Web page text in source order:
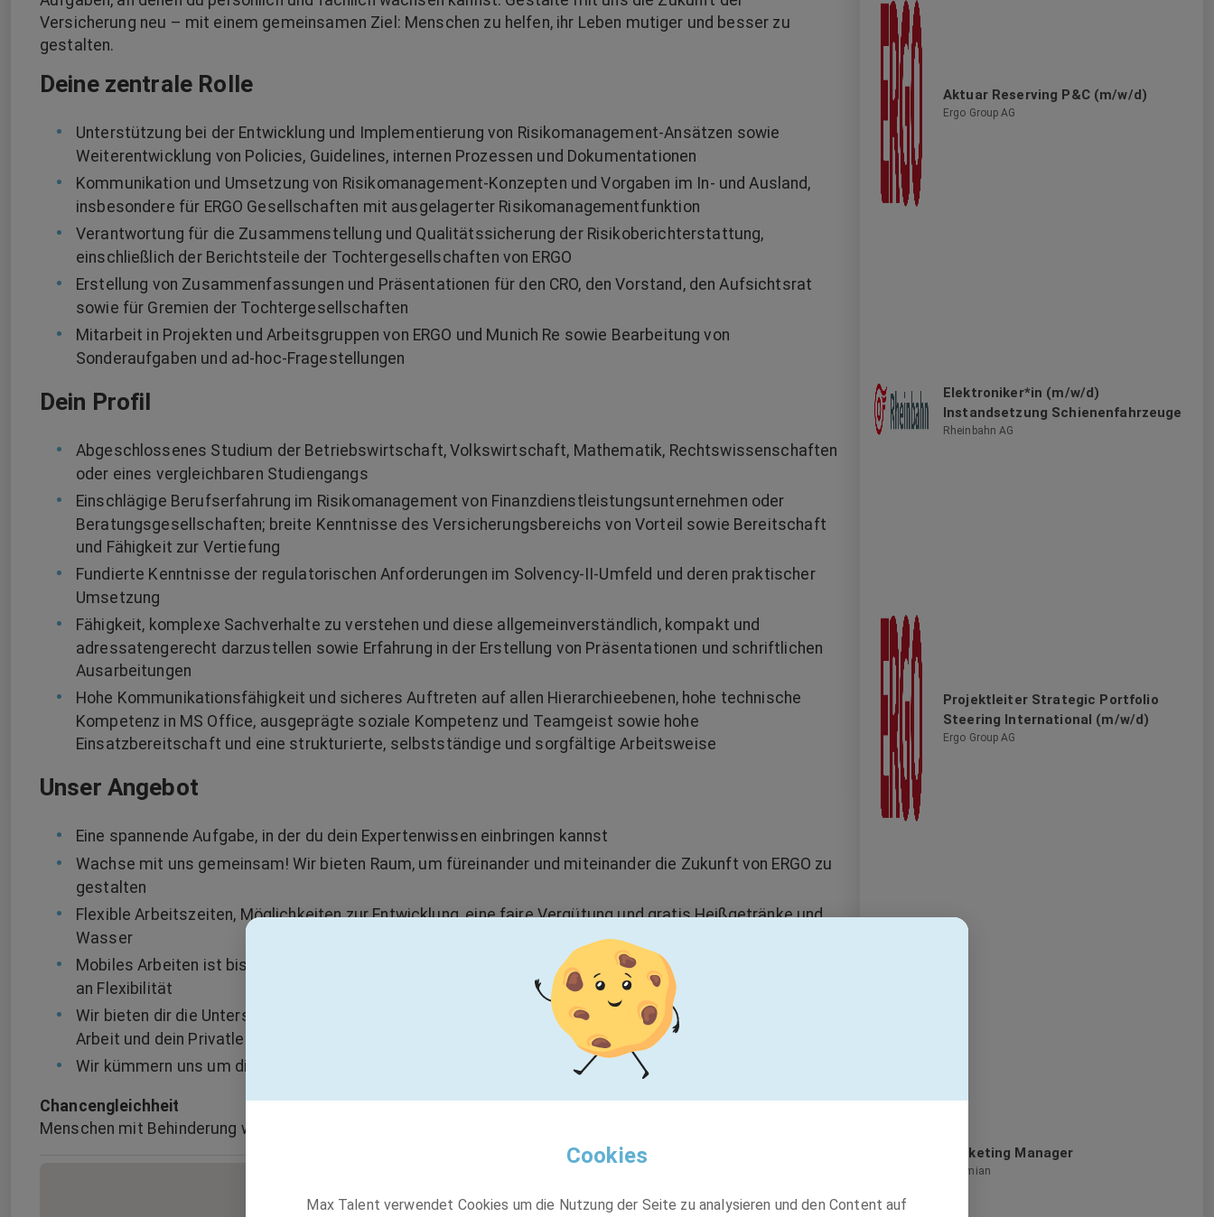
Versicherung neu – mit einem gemeinsamen Ziel: Menschen zu helfen, ihr Leben mutiger und besser zu
gestalten.
Deine zentrale Rolle
Unterstützung bei der Entwicklung und Implementierung von Risikomanagement-Ansätzen sowie
Weiterentwicklung von Policies, Guidelines, internen Prozessen und Dokumentationen
Kommunikation und Umsetzung von Risikomanagement-Konzepten und Vorgaben im In- und Ausland,
insbesondere für ERGO Gesellschaften mit ausgelagerter Risikomanagementfunktion
Verantwortung für die Zusammenstellung und Qualitätssicherung der Risikoberichterstattung,
einschließlich der Berichtsteile der Tochtergesellschaften von ERGO
Erstellung von Zusammenfassungen und Präsentationen für den CRO, den Vorstand, den Aufsichtsrat
sowie für Gremien der Tochtergesellschaften
Mitarbeit in Projekten und Arbeitsgruppen von ERGO und Munich Re sowie Bearbeitung von
Sonderaufgaben und ad-hoc-Fragestellungen
Dein Profil
Abgeschlossenes Studium der Betriebswirtschaft, Volkswirtschaft, Mathematik, Rechtswissenschaften
oder eines vergleichbaren Studiengangs
Einschlägige Berufserfahrung im Risikomanagement von Finanzdienstleistungsunternehmen oder
Beratungsgesellschaften; breite Kenntnisse des Versicherungsbereichs von Vorteil sowie Bereitschaft
und Fähigkeit zur Vertiefung
Fundierte Kenntnisse der regulatorischen Anforderungen im Solvency-II-Umfeld und deren praktischer
Umsetzung
Fähigkeit, komplexe Sachverhalte zu verstehen und diese allgemeinverständlich, kompakt und
adressatengerecht darzustellen sowie Erfahrung in der Erstellung von Präsentationen und schriftlichen
Ausarbeitungen
Hohe Kommunikationsfähigkeit und sicheres Auftreten auf allen Hierarchieebenen, hohe technische
Kompetenz in MS Office, ausgeprägte soziale Kompetenz und Teamgeist sowie hohe
Einsatzbereitschaft und eine strukturierte, selbstständige und sorgfältige Arbeitsweise
Unser Angebot
Eine spannende Aufgabe, in der du dein Expertenwissen einbringen kannst
Wachse mit uns gemeinsam! Wir bieten Raum, um füreinander und miteinander die Zukunft von ERGO zu
gestalten
Flexible Arbeitszeiten, Möglichkeiten zur Entwicklung, eine faire Vergütung und gratis Heißgetränke und
Wasser
Mobiles Arbeiten ist bis zu 50 Prozent der monatlichen Arbeitszeit möglich und bietet dir ein hohes Maß
an Flexibilität
Wir bieten dir die Unterstützung, die du benötigst, um dein volles Potential zu entfalten sowie deine
Arbeit und dein Privatleben passend vereinbaren zu können
Wir kümmern uns um dich!
Chancengleichheit
Menschen mit Behinderung werden bei gleicher Eignung bevorzugt eingestellt.
nachhaltig und modern setzt ERGO auf Erfolg und
bietet Chancen für die persönliche
Weiterentwicklung und gestaltet eine Kultur der
Neugier, Ambition und Wertschätzung.
Aktuar Reserving P&C (m/w/d)
Ergo Group AG
Elektroniker*in (m/w/d)
Instandsetzung Schienenfahrzeuge
Rheinbahn AG
Projektleiter Strategic Portfolio
Steering International (m/w/d)
Ergo Group AG
Marketing Manager
Prysmian
Cookies
Max Talent verwendet Cookies um die Nutzung der Seite zu analysieren und den Content auf